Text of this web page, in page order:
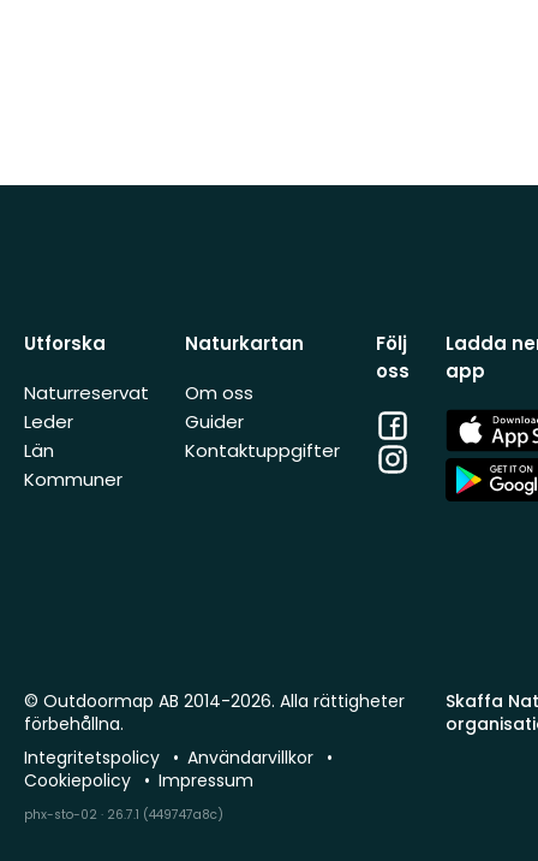
Utforska
Naturreservat
Leder
Län
Kommuner
Naturkartan
Om oss
Guider
Kontaktuppgifter
Följ
oss
Facebook
Instagram
Ladda
app
App
Store
App
Store
Skaffa
© Outdoormap AB 2014-2026. Alla rättigheter
förbehållna.
Integritetspolicy
Användarvillkor
Cookiepolicy
Impressum
phx-sto-02 · 26.7.1 (449747a8c)